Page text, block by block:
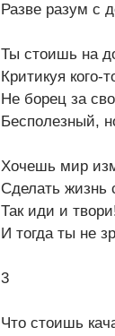
Разве разум с
Ты стоишь на
Критикуя кого-
Не борец за
Бесполезный,
Хочешь мир
Сделать жизнь
Так иди и
И тогда ты не
3
Что стоишь